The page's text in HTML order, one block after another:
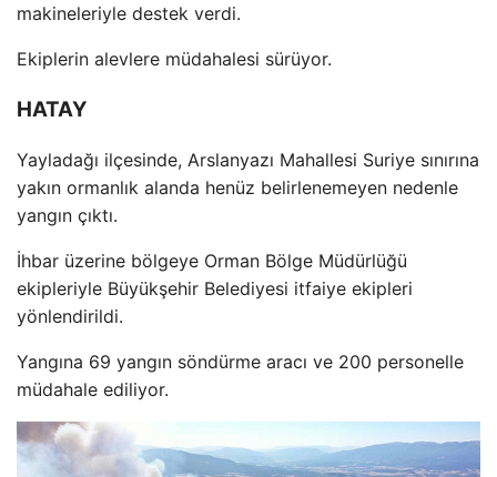
makineleriyle destek verdi.
Ekiplerin alevlere müdahalesi sürüyor.
HATAY
Yayladağı ilçesinde, Arslanyazı Mahallesi Suriye sınırına
yakın ormanlık alanda henüz belirlenemeyen nedenle
yangın çıktı.
İhbar üzerine bölgeye Orman Bölge Müdürlüğü
ekipleriyle Büyükşehir Belediyesi itfaiye ekipleri
yönlendirildi.
Yangına 69 yangın söndürme aracı ve 200 personelle
müdahale ediliyor.